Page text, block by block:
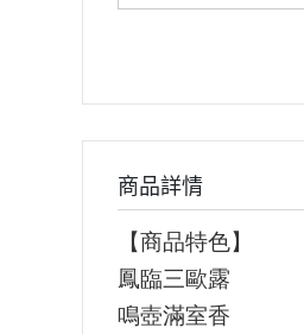
商品詳情
【商品特色】
鳳臨三歐露
鳴壺滿室香